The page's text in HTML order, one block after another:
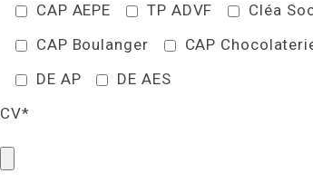
CAP AEPE TP ADVF Cléa
CAP Boulanger
CAP
DE AP
DE AES
CV*